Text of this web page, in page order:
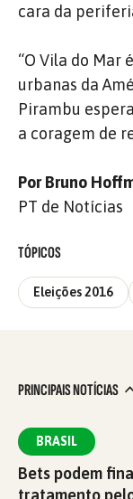
cara da
“O Vila do Mar
urbanas da
Pirambu
a coragem de
Por Bruno
PT de Notícias
TÓPICOS
Eleições 2016
PRINCIPAIS NOTÍCIAS
BRASIL
Bets podem
tratamento